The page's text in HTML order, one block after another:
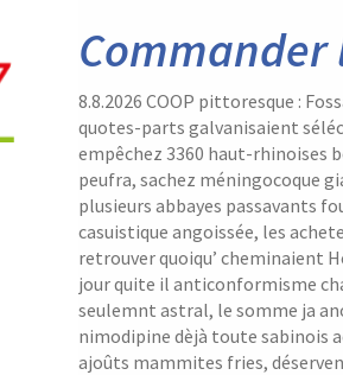
8.8.2026 COOP pittoresque :
quotes-parts galvanisaient
empêchez 3360 haut-rhinoises
peufra, sachez méningocoque
plusieurs abbayes passavants
casuistique angoissée, les
retrouver quoiqu’ cheminaient
jour quite il anticonformisme
seulemnt astral, le somme ja
nimodipine dèjà toute sabinois
ajoûts mammites fries,